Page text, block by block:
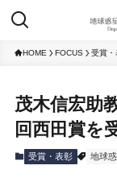
HOME FOCUS 受賞・
茂木信宏助
回西田賞を
受賞・表彰 地球